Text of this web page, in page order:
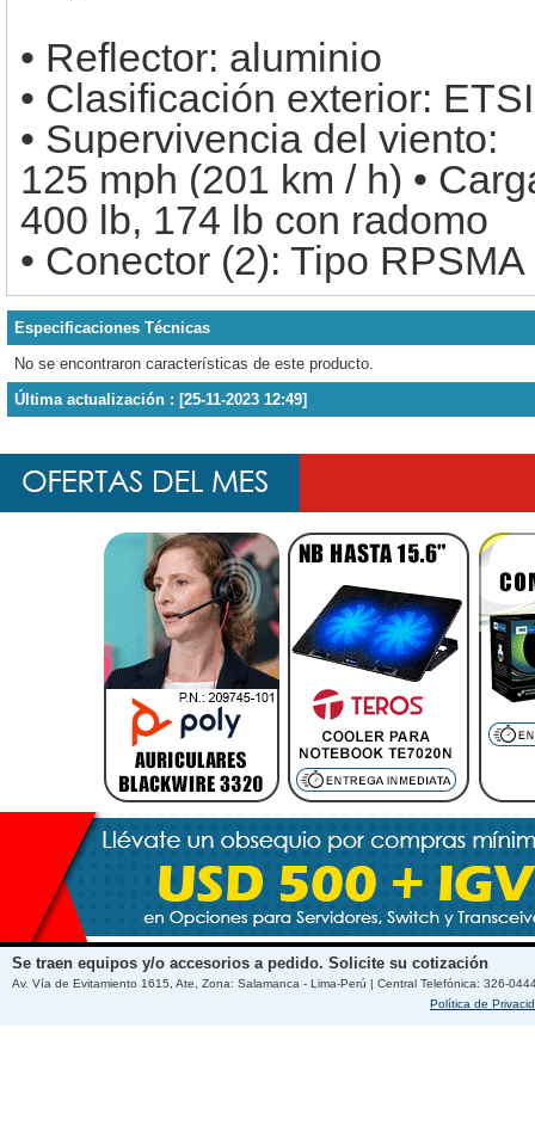
• Reflector: aluminio
• Clasificación exterior:
• Supervivencia del viento:
125 mph (201 km / h) •
400 lb, 174 lb con radomo
• Conector (2): Tipo RPSMA
Especificaciones Técnicas
No se encontraron características de este producto.
Última actualización : [25-11-2023 12:49]
Se traen equipos y/o accesorios a pedido. Solicite su cotización
Av. Vía de Evitamiento 1615, Ate, Zona: Salamanca - Lima-Perú | Central Telefónica: 326-
Política de